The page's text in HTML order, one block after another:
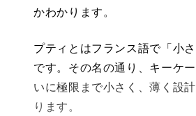
かわかります。
プティとはフランス語で「小
です。その名の通り、キーケ
いに極限まで小さく、薄く設
ります。